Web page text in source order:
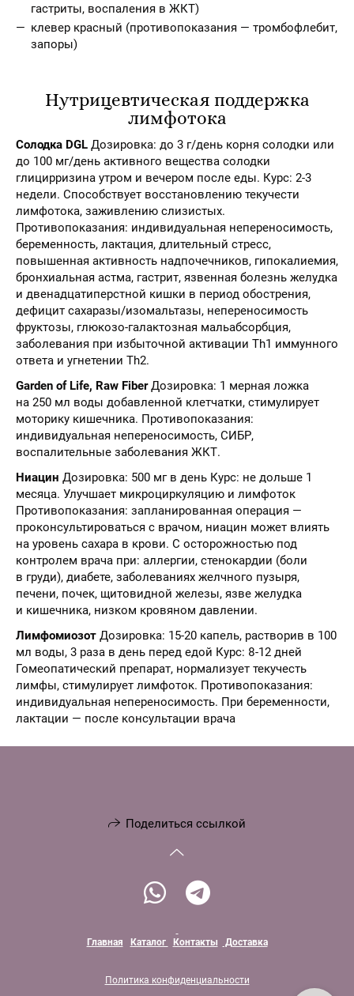
гастриты, воспаления в ЖКТ)
клевер красный (противопоказания — тромбофлебит,
запоры)
Нутрицевтическая поддержка
лимфотока
Солодка DGL Дозировка: до 3 г/день корня солодки или
до 100 мг/день активного вещества солодки
глицирризина утром и вечером после еды. Курс: 2-3
недели. Способствует восстановлению текучести
лимфотока, заживлению слизистых.
Противопоказания: индивидуальная непереносимость,
беременность, лактация, длительный стресс,
повышенная активность надпочечников, гипокалиемия,
бронхиальная астма, гастрит, язвенная болезнь желудка
и двенадцатиперстной кишки в период обострения,
дефицит сахаразы/изомальтазы, непереносимость
фруктозы, глюкозо-галактозная мальабсорбция,
заболевания при избыточной активации Th1 иммунного
ответа и угнетении Th2.
Garden of Life, Raw FiberДозировка: 1 мерная ложка
на 250 мл воды добавленной клетчатки, стимулирует
моторику кишечника. Противопоказания:
индивидуальная непереносимость, СИБР,
воспалительные заболевания ЖКТ.
Ниацин Дозировка: 500 мг в день Курс: не дольше 1
месяца. Улучшает микроциркуляцию и лимфоток
Противопоказания: запланированная операция —
проконсультироваться с врачом, ниацин может влиять
на уровень сахара в крови. С осторожностью под
контролем врача при: аллергии, стенокардии (боли
в груди), диабете, заболеваниях желчного пузыря,
печени, почек, щитовидной железы, язве желудка
и кишечника, низком кровяном давлении.
Лимфомиозот Дозировка: 15-20 капель, растворив в 100
мл воды, 3 раза в день перед едой Курс: 8-12 дней
Гомеопатический препарат, нормализует текучесть
лимфы, стимулирует лимфоток. Противопоказания:
индивидуальная непереносимость. При беременности,
лактации — после консультации врача
Поделиться ссылкой
Главная Каталог Контакты Доставка
Политика конфиденциальности